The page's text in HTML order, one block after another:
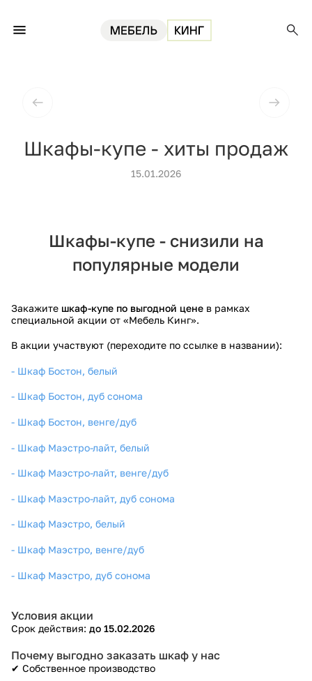
Шкафы-купе - хиты продаж
15.01.2026
Шкафы-купе - снизили на
популярные модели
Закажите шкаф-купе по выгодной цене в рамках
специальной акции от «Мебель Кинг».
В акции участвуют (переходите по ссылке в названии):
- Шкаф Бостон, белый
- Шкаф Бостон, дуб сонома
- Шкаф Бостон, венге/дуб
- Шкаф Маэстро-лайт, белый
- Шкаф Маэстро-лайт, венге/дуб
- Шкаф Маэстро-лайт, дуб сонома
- Шкаф Маэстро, белый
- Шкаф Маэстро, венге/дуб
- Шкаф Маэстро, дуб сонома
Условия акции
Срок действия: до 15.02.2026
Почему выгодно заказать шкаф у нас
✔ Собственное производство